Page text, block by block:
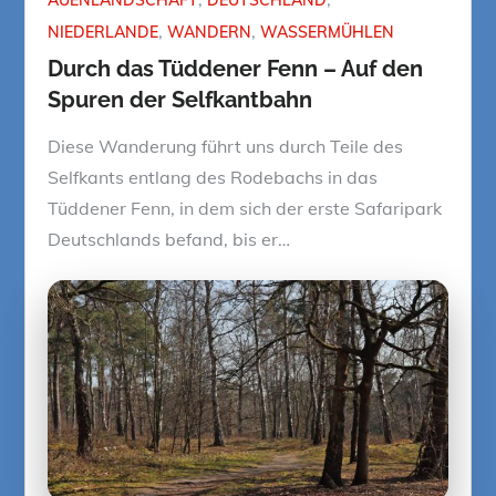
NIEDERLANDE WANDERN WASSERMÜHLEN
Durch das Tüddener Fenn – Auf den
Spuren der Selfkantbahn
Diese Wanderung führt uns durch Teile des
Selfkants entlang des Rodebachs in das
Tüddener Fenn, in dem sich der erste Safaripark
Deutschlands befand, bis er…